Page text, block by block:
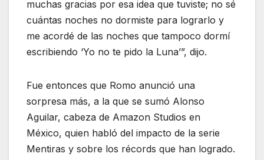
muchas gracias por esa idea que tuviste; no sé
cuántas noches no dormiste para lograrlo y
me acordé de las noches que tampoco dormí
escribiendo ‘Yo no te pido la Luna’”, dijo.
Fue entonces que Romo anunció una
sorpresa más, a la que se sumó Alonso
Aguilar, cabeza de Amazon Studios en
México, quien habló del impacto de la serie
Mentiras y sobre los récords que han logrado.